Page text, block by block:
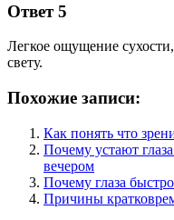
Ответ 5
Легкое ощущение
свету.
Похожие записи:
Как понять что
Почему устают
вечером
Почему глаза
Причины